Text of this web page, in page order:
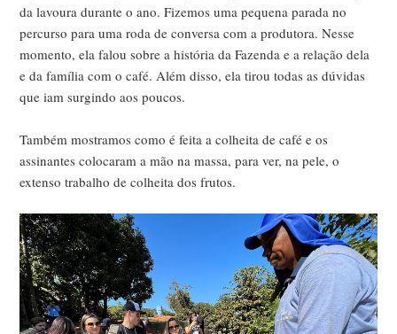
da lavoura durante o ano. Fizemos uma pequena parada no
percurso para uma roda de conversa com a produtora. Nesse
momento, ela falou sobre a história da Fazenda e a relação dela
e da família com o café. Além disso, ela tirou todas as dúvidas
que iam surgindo aos poucos.
Também mostramos como é feita a colheita de café e os
assinantes colocaram a mão na massa, para ver, na pele, o
extenso trabalho de colheita dos frutos.